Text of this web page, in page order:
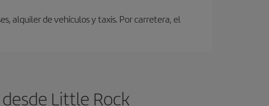
alquiler de vehículos y taxis. Por carretera, el
Little Rock